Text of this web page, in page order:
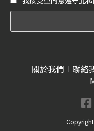
關於我們 聯絡